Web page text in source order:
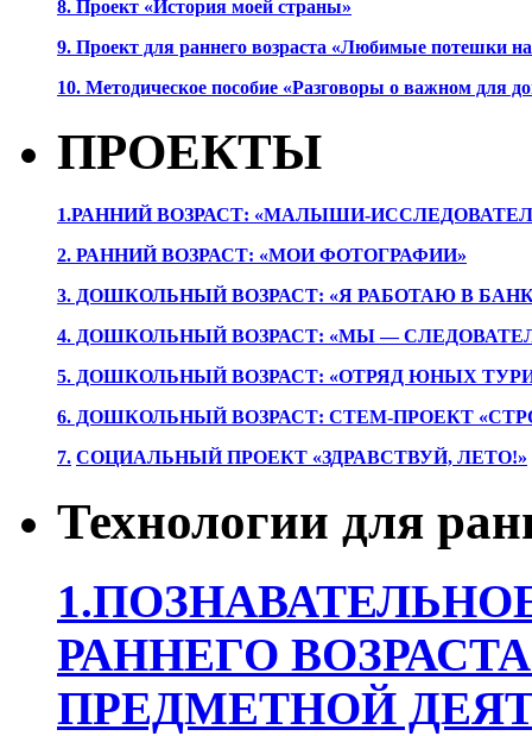
8. Проект «История моей страны»
9. Проект для раннего возраста «Любимые потешки
10. Методическое пособие «Разговоры о важном для
ПРОЕКТЫ
1.РАННИЙ ВОЗРАСТ: «МАЛЫШИ-
2. РАННИЙ ВОЗРАСТ: «МОИ ФОТОГРАФИИ»
3. ДОШКОЛЬНЫЙ ВОЗРАСТ: «Я РАБОТАЮ В
4. ДОШКОЛЬНЫЙ ВОЗРАСТ: «МЫ —
5. ДОШКОЛЬНЫЙ ВОЗРАСТ: «ОТРЯД ЮНЫХ
6. ДОШКОЛЬНЫЙ ВОЗРАСТ: СТЕМ-ПРОЕКТ
7. СОЦИАЛЬНЫЙ ПРОЕКТ «ЗДРАВСТВУЙ, ЛЕТО!»
Технологии для
РАННЕГО
ПРЕДМЕТНОЙ